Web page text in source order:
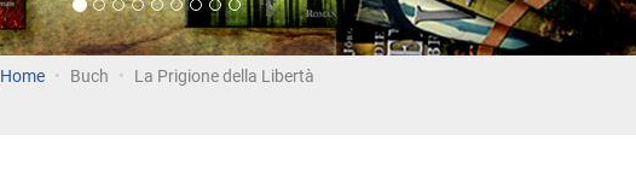
Home Buch La Prigione della Libertà